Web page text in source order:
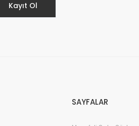
Kayıt Ol
SAYFALAR